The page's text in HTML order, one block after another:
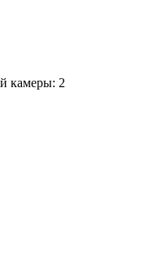
камеры: 2